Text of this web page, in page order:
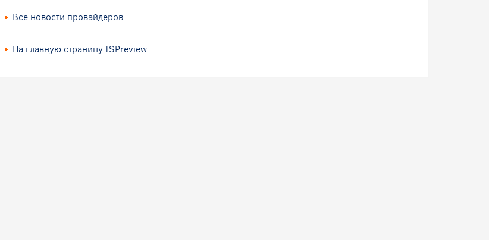
Все новости провайдеров
На главную страницу ISPreview